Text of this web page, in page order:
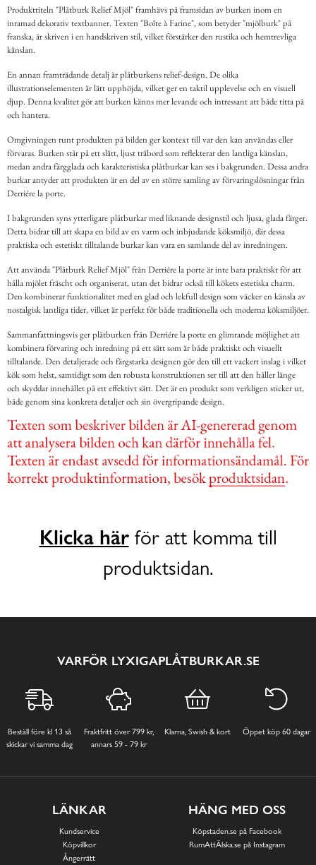
Produkttiteln "Plåtburk Relief Mjöl" framhävs på framsidan av burken inom en
inramad dekorativ textbanner. Texten "Boîte à Farine", som betyder "mjölburk" på
franska, är skriven i en handskriven stil, vilket förstärker den rustika och hemtrevliga
känslan.
En annan framträdande detalj är plåtburkens relief-design. De olika
illustrationselementen är lätt upphöjda, vilket ger en taktil upplevelse och en visuell
djup. Denna kvalitet gör att burken känns mer levande och intressant att både titta på
och hantera.
Omgivningen runt produkten på bilden ger kontext till var den kan användas eller
förvaras. Burken står på ett slätt, ljust träbord som reflekterar den lantliga känslan,
medan andra färgglada och karakteristiska plåtburkar kan ses i bakgrunden. Dessa andra
burkar antyder att produkten är en del av en större samling av förvaringslösningar från
Derriére la porte.
I bakgrunden syns ytterligare plåtburkar med liknande designstil och ljusa, glada färger.
Detta bidrar till att skapa en bild av en varm och inbjudande köksmiljö, där dessa
praktiska och estetiskt tilltalande burkar kan vara en samlande del av inredningen.
Att använda "Plåtburk Relief Mjöl" från Derriére la porte är inte bara praktiskt för att
hålla mjölet fräscht och organiserat, utan det bidrar också till kökets estetiska charm.
Den kombinerar funktionalitet med en glad och lekfull design som väcker en känsla av
nostalgisk lantliga tider, vilket är perfekt för både traditionella och moderna köksmiljöer.
Sammanfattningsvis ger plåtburken från Derriére la porte en glimrande möjlighet att
kombinera förvaring och inredning på ett sätt som är både praktiskt och visuellt
tilltalande. Den detaljerade och färgstarka designen gör den till ett vackert inslag i vilket
kök som helst, samtidigt som den robusta konstruktionen ser till att den håller länge
och skyddar innehållet på ett effektivt sätt. Det är en produkt som verkligen sticker ut,
både genom sina konkreta detaljer och sin övergripande design.
Klicka härför att komma till
produktsidan.
VARFÖR LYXIGAPLÅTBURKAR.SE
Beställ före kl 13 så
skickar vi samma dag
Fraktfritt över 799 kr,
annars 59 - 79 kr
Klarna, Swish & kort Öppet köp 60 dagar
LÄNKAR
Kundservice
Köpvillkor
Ångerrätt
HÄNG MED OSS
Köpstaden.se på Facebook
RumAttÄlska.se på Instagram